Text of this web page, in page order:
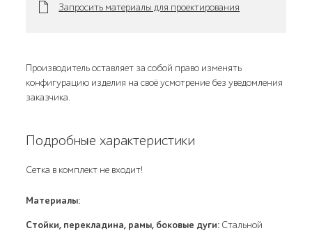
Запросить материалы для проектирования
Производитель оставляет за собой право изменять
конфигурацию изделия на своё усмотрение без уведомления
заказчика.
Подробные характеристики
Сетка в комплект не входит!
Материалы:
Cтойки, перекладина, рамы, боковые дуги: Стальной